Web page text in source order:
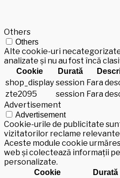
Others
Others
Alte cookie-uri
analizate și nu au fost încă
Cookie Durată
shop_display session Fara
zte2095
session Fara
Advertisement
Advertisement
Cookie-urile de publicitate
vizitatorilor reclame relevante
Aceste module cookie
web și colectează informații
personalizate.
Cookie Durată